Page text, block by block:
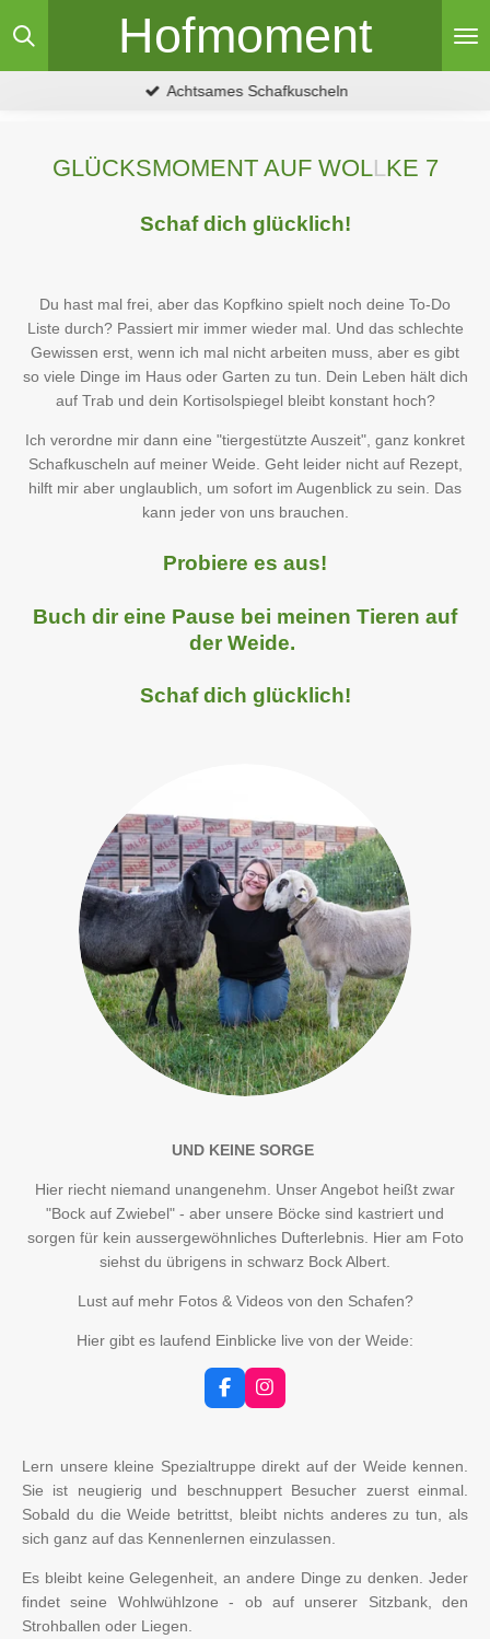
Zum
Hauptinhalt
springen
Hofmoment
Achtsames Schafkuscheln
GLÜCKSMOMENT AUF WOLLKE 7
Schaf dich glücklich!
Du hast mal frei, aber das Kopfkino spielt noch deine To-Do
Liste durch? Passiert mir immer wieder mal. Und das schlechte
Gewissen erst, wenn ich mal nicht arbeiten muss, aber es gibt
so viele Dinge im Haus oder Garten zu tun. Dein Leben hält dich
auf Trab und dein Kortisolspiegel bleibt konstant hoch?
Ich verordne mir dann eine "tiergestützte Auszeit", ganz konkret
Schafkuscheln auf meiner Weide. Geht leider nicht auf Rezept,
hilft mir aber unglaublich, um sofort im Augenblick zu sein. Das
kann jeder von uns brauchen.
Probiere es aus!
Buch dir eine Pause bei meinen Tieren auf
der Weide.
Schaf dich glücklich!
UND KEINE SORGE
Hier riecht niemand unangenehm. Unser Angebot heißt zwar
"Bock auf Zwiebel" - aber unsere Böcke sind kastriert und
sorgen für kein aussergewöhnliches Dufterlebnis. Hier am Foto
siehst du übrigens in schwarz Bock Albert.
Lust auf mehr Fotos & Videos von den Schafen?
Hier gibt es laufend Einblicke live von der Weide:
F
a
b
o
k
I
n
a
r
a
m
Lern unsere kleine Spezialtruppe direkt auf der Weide kennen.
Sie ist neugierig und beschnuppert Besucher zuerst einmal.
Sobald du die Weide betrittst, bleibt nichts anderes zu tun, als
sich ganz auf das Kennenlernen einzulassen.
Es bleibt keine Gelegenheit, an andere Dinge zu denken. Jeder
findet seine Wohlwühlzone - ob auf unserer Sitzbank, den
Strohballen oder Liegen.